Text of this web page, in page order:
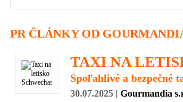
PR ČLÁNKY OD
TAXI NA
Spoľahlivé a bezpečné
30.07.2025 | Gourmandia